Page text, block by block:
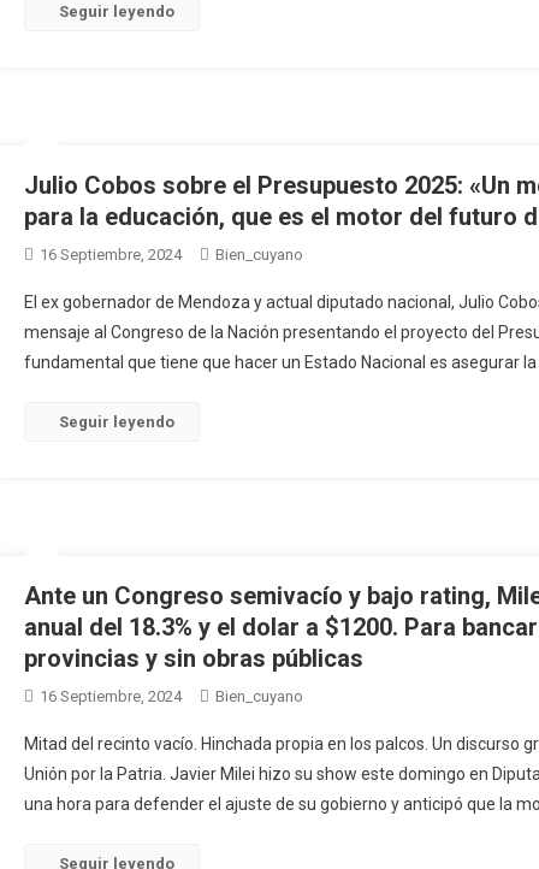
Seguir leyendo
Julio Cobos sobre el Presupuesto 2025: «Un
para la educación, que es el motor del futuro
16 Septiembre, 2024 Bien_cuyano
El ex gobernador de Mendoza y actual diputado nacional, Julio
mensaje al Congreso de la Nación presentando el proyecto del
fundamental que tiene que hacer un Estado Nacional es asegurar
Seguir leyendo
Ante un Congreso semivacío y bajo rating,
anual del 18.3% y el dolar a $1200. Para
provincias y sin obras públicas
16 Septiembre, 2024 Bien_cuyano
Mitad del recinto vacío. Hinchada propia en los palcos. Un discurso
Unión por la Patria. Javier Milei hizo su show este domingo en
una hora para defender el ajuste de su gobierno y anticipó que la
Seguir leyendo